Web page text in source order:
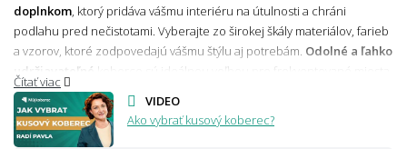
VIDEO
Ako vybrať kusový koberec?
doplnkom , ktorý pridáva vášmu interiéru na útulnosti a chráni
podlahu pred nečistotami. Vyberajte zo širokej škály materiálov, farieb
a vzorov, ktoré zodpovedajú vášmu štýlu aj potrebám. Odolné a ľahko
udržiavateľné koberce sú ideálnou voľbou pre frekventované miesta,
zatiaľ čojemnejšie a dekoratívne kúsky
Správne zvolený koberec do chodby alebo haly môže byť nielen
praktický, ale aj pôsobivý dizajnový prvok.
Čítať viac